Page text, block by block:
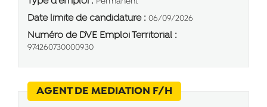
Date limite de candidature : 06/09/2026
Numéro de DVE Emploi Territorial :
974260730000930
AGENT DE MEDIATION F/H